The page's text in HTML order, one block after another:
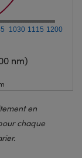
1030 1115 1200
nm)
en
chaque